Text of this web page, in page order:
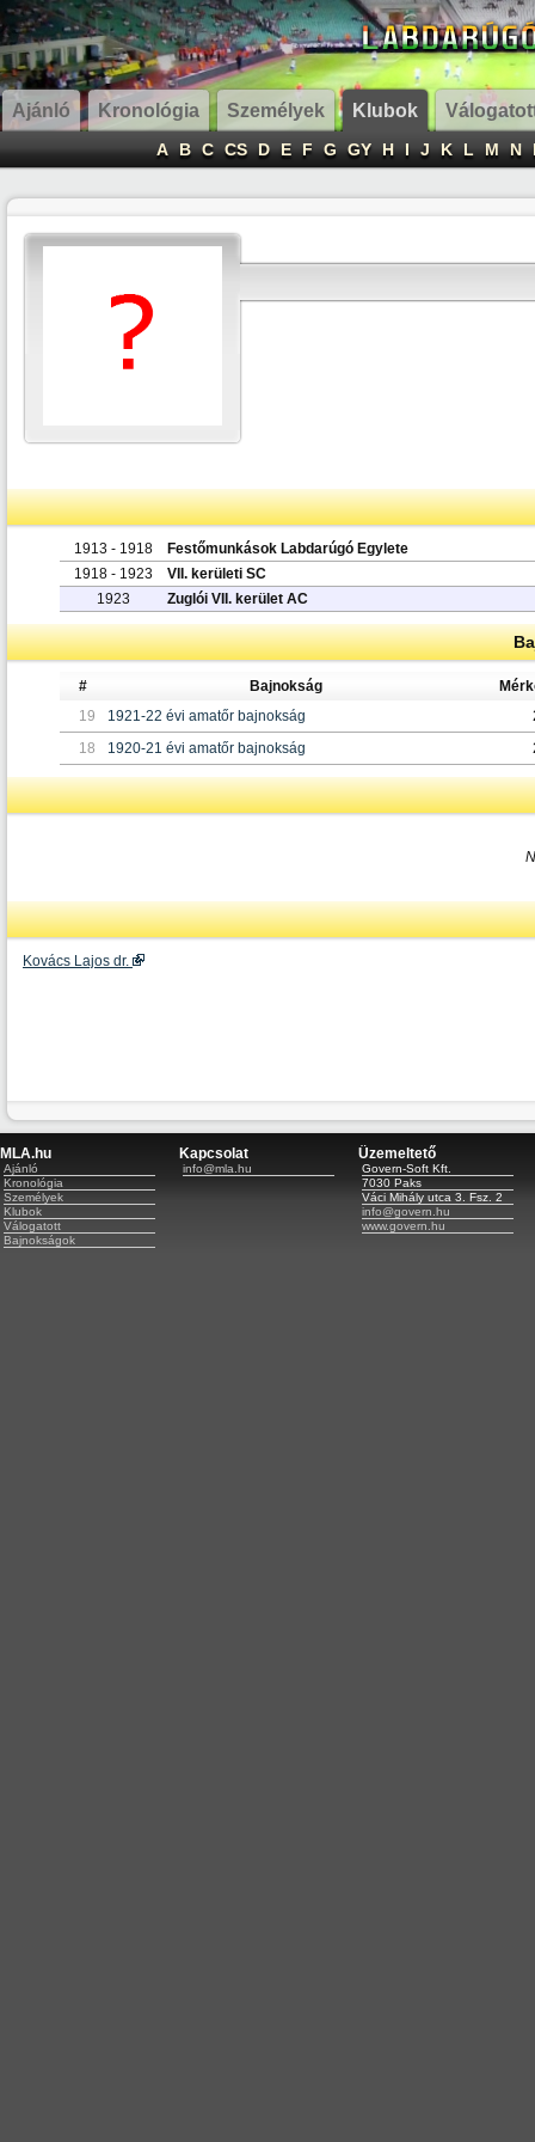
Ajánló Kronológia Személyek Klubok
A B C CS D E F G GY H I J K L M N
1913 - 1918
Festőmunkások Labdarúgó Egylete
1918 - 1923
VII. kerületi SC
1923
Zuglói VII. kerület AC
# Bajnokság
19
1921-22 évi amatőr bajnokság
18
1920-21 évi amatőr bajnokság
Kovács Lajos dr.
MLA.hu
Ajánló
Kronológia
Személyek
Klubok
Válogatott
Bajnokságok
Kapcsolat
info@mla.hu
Üzemeltető
Govern-Soft Kft.
7030 Paks
Váci Mihály utca 3. Fsz. 2
info@govern.hu
www.govern.hu